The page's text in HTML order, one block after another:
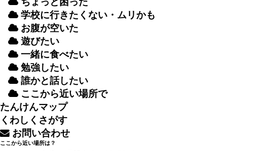
学校に行きたくない・ムリかも
お腹が空いた
遊びたい
一緒に食べたい
勉強したい
誰かと話したい
ここから近い場所で
たんけんマップ
くわしくさがす
お問い合わせ
ここから近い場所は？